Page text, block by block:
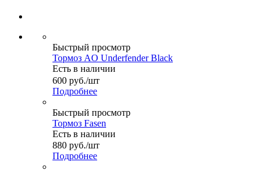
Быстрый просмотр
Тормоз AO Underfender Black
Есть в наличии
600 руб./шт
Подробнее
Быстрый просмотр
Тормоз Fasen
Есть в наличии
880 руб./шт
Подробнее